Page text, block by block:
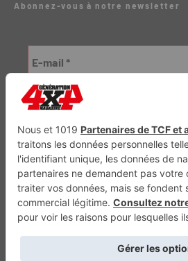
Abonnez-vous à notre newsletter
Génération Electrique Génération Sans Permis